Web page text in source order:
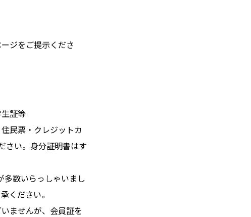
ジをご提示くださ
証等
民票・クレジットカ
さい。身分証明書はす
多数いらっしゃいまし
ください。
ませんが、会員証を